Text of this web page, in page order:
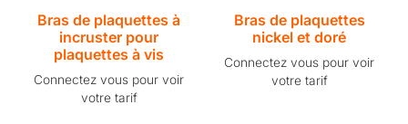
Bras de plaquettes à
incruster pour
plaquettes à vis
Connectez vous pour voir
votre tarif
Bras de plaquettes
nickel et doré
Connectez vous pour voir
votre tarif